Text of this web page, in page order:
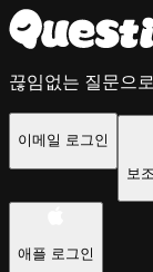
끊임없는 질문으
이메일 로그인
보
애플 로그인